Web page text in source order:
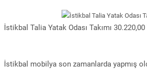
İstikbal Talia Yatak Odası Takımı
İstikbal mobilya son zamanlarda yapmış